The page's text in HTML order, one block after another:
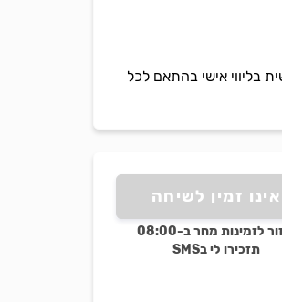
בליווי אישי בהתאם לכל
אינו זמין לשיחה
לזמינות מחר ב-08:00
תזכירו לי בSMS